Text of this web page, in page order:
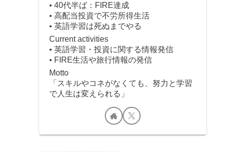
• 40代半ば：FIRE達成
• 高配当投資で不労所得生活
• 英語学習は死ぬまでやる
Current activities
• 英語学習・投資に関する情報発信
• FIRE生活や旅行情報の発信
Motto
「スキルやコネがなくても、努力と学習
で人生は変えられる」